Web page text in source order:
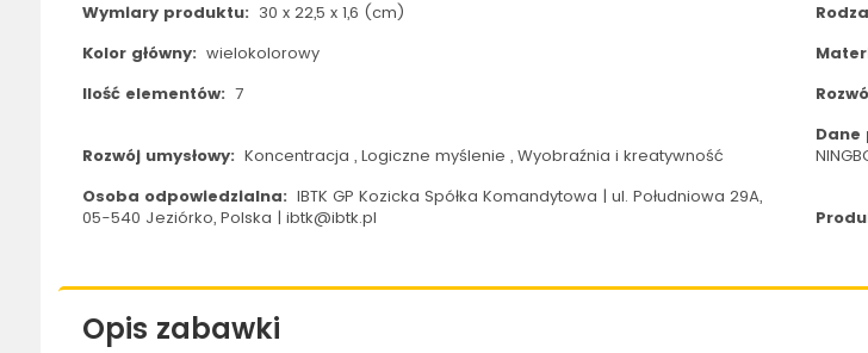
Wymiary produktu: 30 x 22,5 x 1,6 (cm)
Kolor główny: wielokolorowy
Ilość elementów: 7
Rozwój umysłowy: Koncentracja , Logiczne myślenie , Wyobraźnia i kreatywność
Dane
Osoba odpowiedzialna: IBTK GP Kozicka Spółka Komandytowa | ul. Południowa 29A,
05-540 Jeziórko, Polska | ibtk@ibtk.pl
Opis zabawki